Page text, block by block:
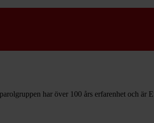
har över 100 års erfarenhet och är